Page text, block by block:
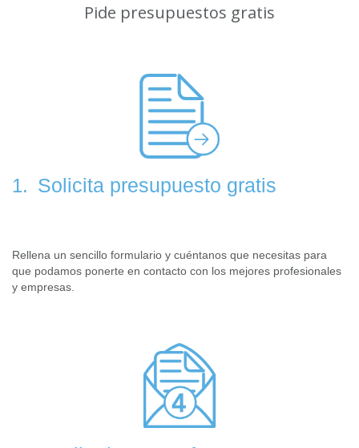
Pide presupuestos gratis
1. Solicita presupuesto gratis
Rellena un sencillo formulario y cuéntanos que necesitas para
que podamos ponerte en contacto con los mejores profesionales
y empresas.